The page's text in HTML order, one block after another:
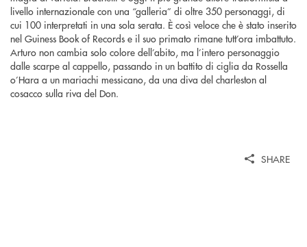
livello internazionale con una “galleria” di oltre 350 personaggi, di
cui 100 interpretati in una sola serata. È così veloce che è stato inserito
nel Guiness Book of Records e il suo primato rimane tutt’ora imbattuto.
Arturo non cambia solo colore dell’abito, ma l’intero personaggio
dalle scarpe al cappello, passando in un battito di ciglia da Rossella
o’Hara a un mariachi messicano, da una diva del charleston al
cosacco sulla riva del Don.
SHARE